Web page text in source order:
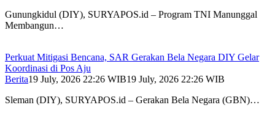
Gunungkidul (DIY), SURYAPOS.id – Program TNI Manunggal
Membangun…
Perkuat Mitigasi Bencana, SAR Gerakan Bela Negara DIY Gelar
Koordinasi di Pos Aju
Berita19 July, 2026 22:26 WIB19 July, 2026 22:26 WIB
Sleman (DIY), SURYAPOS.id – Gerakan Bela Negara (GBN)…